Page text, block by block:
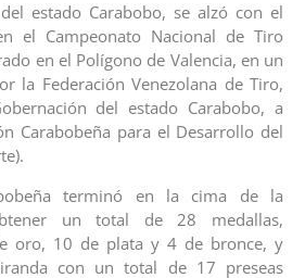
estado Carabobo, se alzó con el
el Campeonato Nacional de Tiro
en el Polígono de Valencia, en un
la Federación Venezolana de Tiro,
del estado Carabobo, a
Carabobeña para el Desarrollo del
terminó en la cima de la
un total de 28 medallas,
oro, 10 de plata y 4 de bronce, y
con un total de 17 preseas